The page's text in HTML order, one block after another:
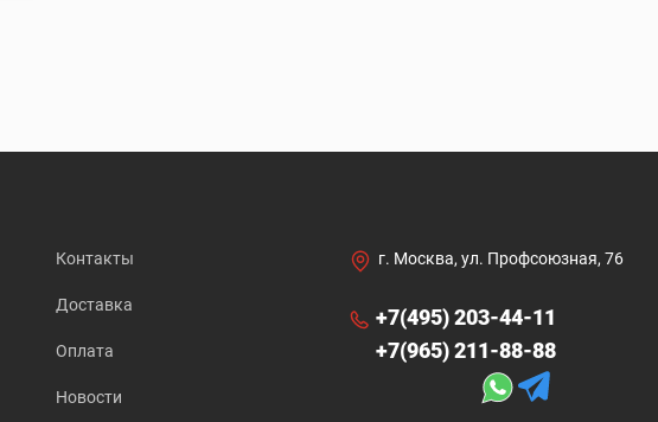
Контакты
Доставка
Оплата
Новости
г. Москва, ул. Профсоюзная, 76
+7(495) 203-44-11
+7(965) 211-88-88